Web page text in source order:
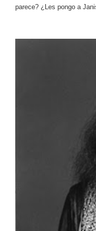
parece? ¿Les pongo a